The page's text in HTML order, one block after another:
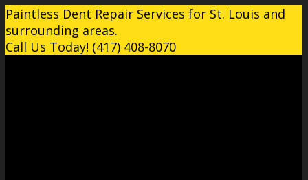
Paintless Dent Repair Services for St. Louis and
surrounding areas.
Call Us Today! (417) 408-8070